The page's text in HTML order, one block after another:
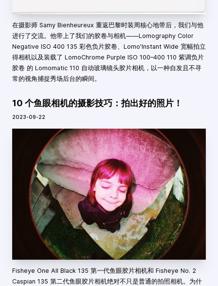
在摄影师 Samy Bienheureux 重返巴黎时装周核心地带后，我们与他
进行了交流。他带上了我们的胶卷与相机——Lomography Color
Negative ISO 400 135 彩色负片胶卷、Lomo'Instant Wide 宽幅拍立
得相机以及装载了 LomoChrome Purple ISO 100–400 110 紫调负片
胶卷 的 Lomomatic 110 自动玻璃镜头胶片相机，以一种自发且不寻
常的视角捕捉秀场后台的瞬间。
10 个鱼眼相机的摄影技巧：拍出好的照片！
2023-09-22
Fisheye One All Black 135 第一代鱼眼胶片相机和 Fisheye No. 2
Caspian 135 第二代鱼眼胶片相机绝对不只是普通的拍照相机。为什